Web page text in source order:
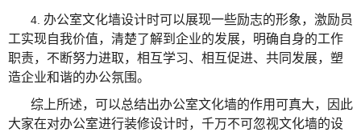
4. 办公室文化墙设计时可以展现一些励志的形象，激励员
工实现自我价值，清楚了解到企业的发展，明确自身的工作
职责，不断努力进取，相互学习、相互促进、共同发展，塑
造企业和谐的办公氛围。
综上所述，可以总结出办公室文化墙的作用可真大，因此
大家在对办公室进行装修设计时，千万不可忽视文化墙的设